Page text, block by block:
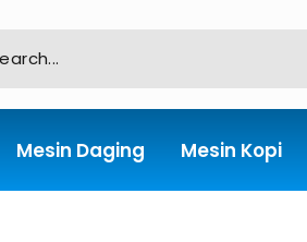
Mesin Daging Mesin Kopi